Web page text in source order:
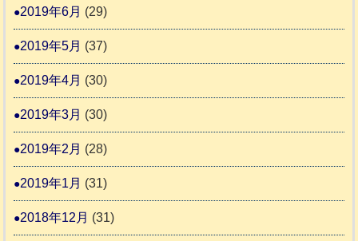
2019年6月 (29)
2019年5月 (37)
2019年4月 (30)
2019年3月 (30)
2019年2月 (28)
2019年1月 (31)
2018年12月 (31)